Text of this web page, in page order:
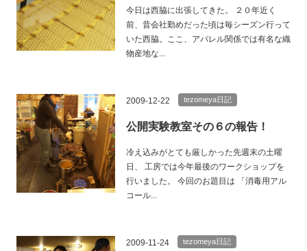
今日は西脇に出張してきた。 ２０年近く
前、昔会社勤めだった頃は毎シーズン行って
いた西脇。ここ、アパレル関係では有名な織
物産地な...
2009-12-22 tezomeya日記
公開実験教室その６の報告！
冷え込みがとても厳しかった先週末の土曜
日、 工房では今年最後のワークショップを
行いました。 今回のお題目は 「消毒用アル
コール...
2009-11-24 tezomeya日記